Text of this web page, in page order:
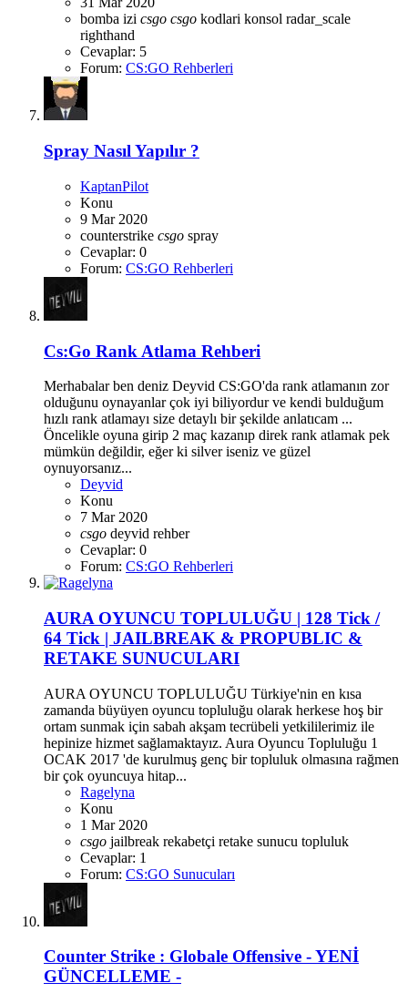
bomba izi csgo csgo kodlari konsol radar_scale
righthand
Cevaplar: 5
Forum: CS:GO Rehberleri
Spray Nasıl Yapılır ?
KaptanPilot
Konu
9 Mar 2020
counterstrike csgo spray
Cevaplar: 0
Forum: CS:GO Rehberleri
Cs:Go Rank Atlama Rehberi
Merhabalar ben deniz Deyvid CS:GO'da rank atlamanın zor
olduğunu oynayanlar çok iyi biliyordur ve kendi bulduğum
hızlı rank atlamayı size detaylı bir şekilde anlatıcam ...
Öncelikle oyuna girip 2 maç kazanıp direk rank atlamak pek
mümkün değildir, eğer ki silver iseniz ve güzel
oynuyorsanız...
Deyvid
Konu
7 Mar 2020
csgo deyvid rehber
Cevaplar: 0
Forum: CS:GO Rehberleri
AURA OYUNCU TOPLULUĞU | 128 Tick /
64 Tick | JAILBREAK & PROPUBLIC &
RETAKE SUNUCULARI
AURA OYUNCU TOPLULUĞU Türkiye'nin en kısa
zamanda büyüyen oyuncu topluluğu olarak herkese hoş bir
ortam sunmak için sabah akşam tecrübeli yetkililerimiz ile
hepinize hizmet sağlamaktayız. Aura Oyuncu Topluluğu 1
OCAK 2017 'de kurulmuş genç bir topluluk olmasına rağmen
bir çok oyuncuya hitap...
Ragelyna
Konu
1 Mar 2020
csgo jailbreak rekabetçi retake sunucu topluluk
Cevaplar: 1
Forum: CS:GO Sunucuları
Counter Strike : Globale Offensive - YENİ
GÜNCELLEME -